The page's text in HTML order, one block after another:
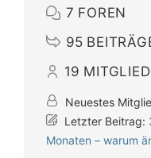
7 FOREN
95
19
Neuestes
Letzter Beitrag:
Monaten – warum